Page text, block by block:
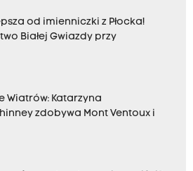
od imienniczki z Płocka!
Białej Gwiazdy przy
Wiatrów: Katarzyna
zdobywa Mont Ventoux i